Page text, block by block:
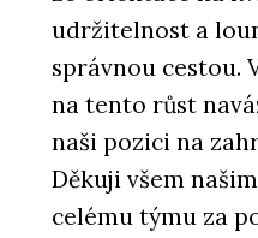
udržitelnost a
správnou cestou.
na tento růst
naši pozici na
Děkuji všem
celému týmu za